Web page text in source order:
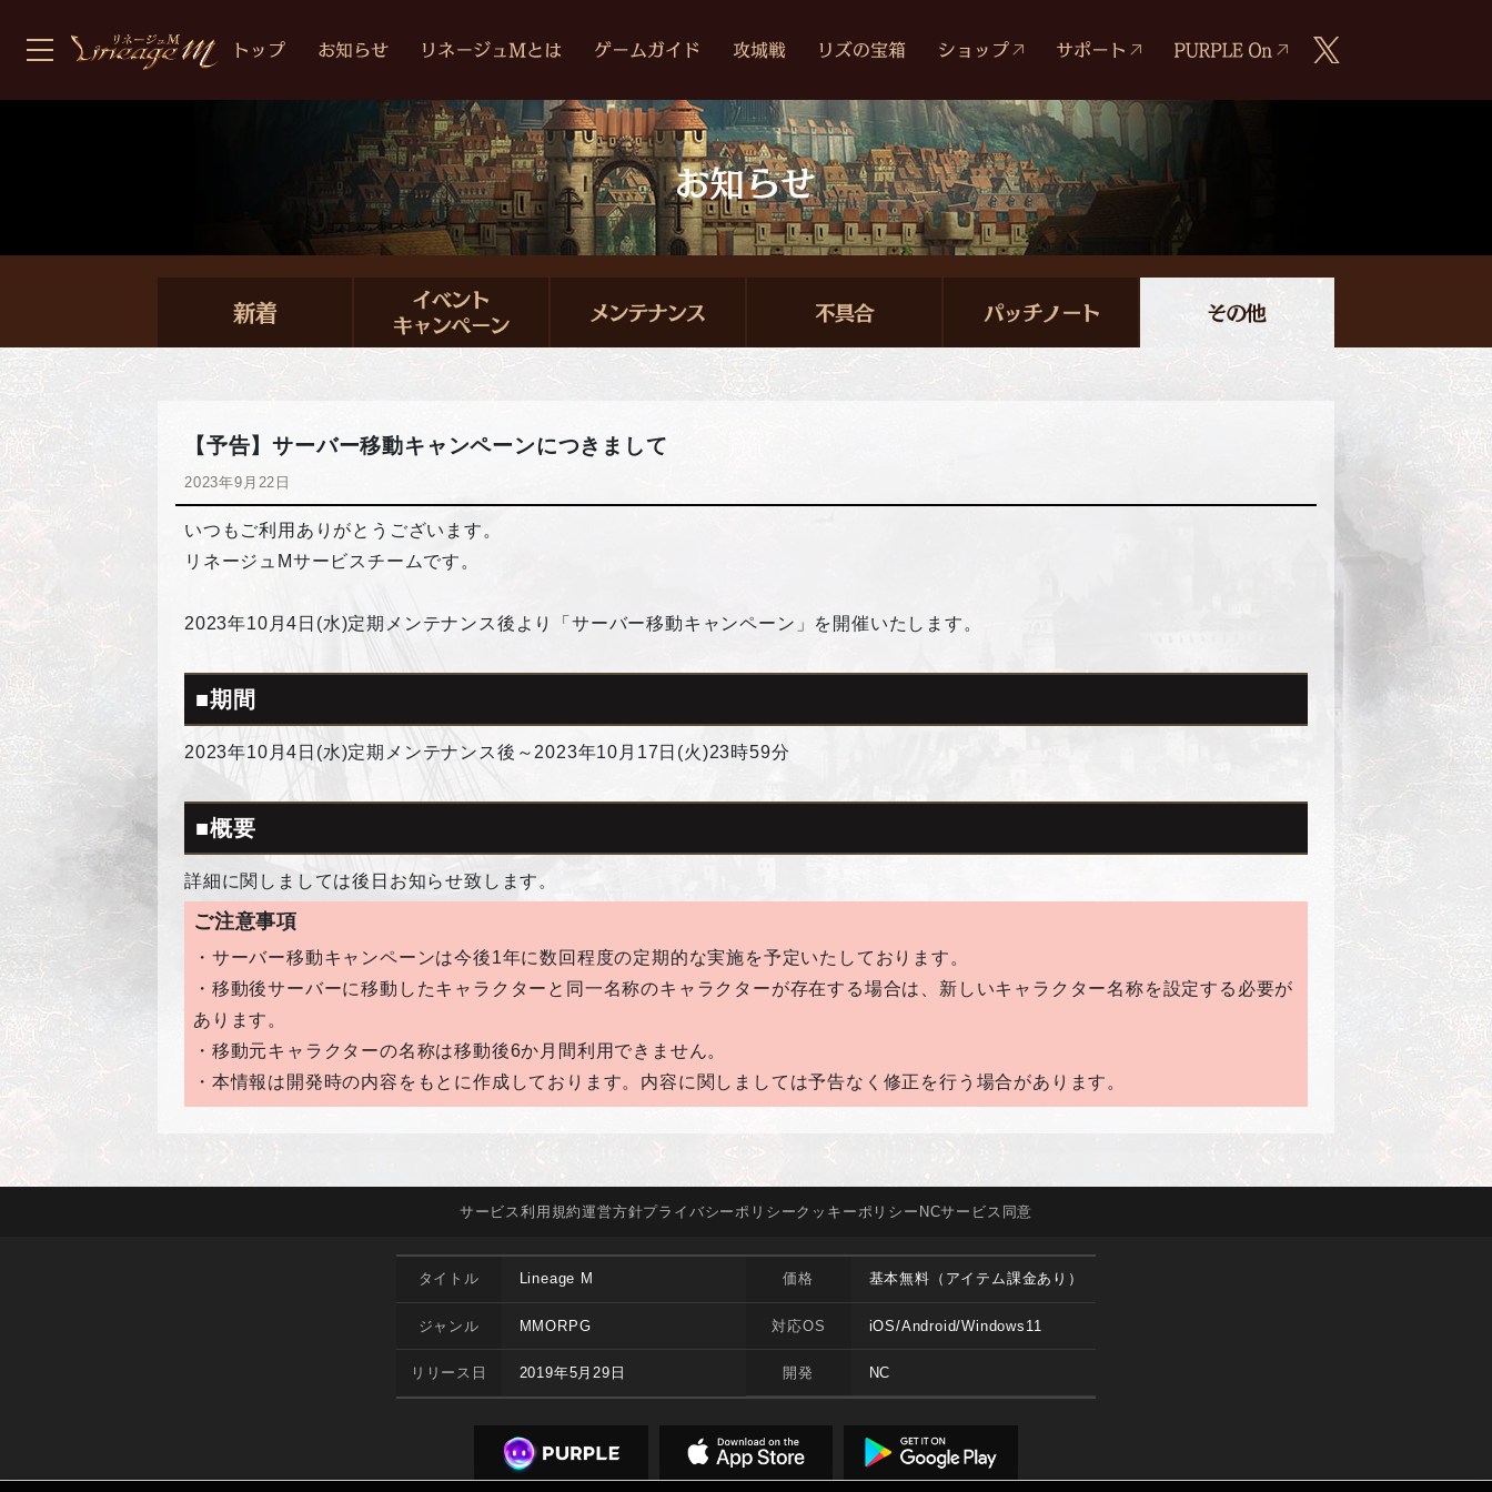
【予告】サーバー移動キャンペーンにつきまして
2023年9月22日
いつもご利用ありがとうございます。
リネージュMサービスチームです。
2023年10月4日(水)定期メンテナンス後より「サーバー移動キャンペーン」を開催いたします。
■期間
2023年10月4日(水)定期メンテナンス後～2023年10月17日(火)23時59分
■概要
詳細に関しましては後日お知らせ致します。
ご注意事項
・サーバー移動キャンペーンは今後1年に数回程度の定期的な実施を予定いたしております。
・移動後サーバーに移動したキャラクターと同一名称のキャラクターが存在する場合は、新しいキャラクター名称を設定する必要が
あります。
・移動元キャラクターの名称は移動後6か月間利用できません。
・本情報は開発時の内容をもとに作成しております。内容に関しましては予告なく修正を行う場合があります。
サービス 利用規約運営方針プライバシー ポリシークッキー ポリシー NCサービス 同意
タイトル Lineage M
ジャンル MMORPG
リリース日 2019年5月29日
価格 基本無料（アイテム課金あり）
対応OS iOS/Android/Windows11
開発 NC